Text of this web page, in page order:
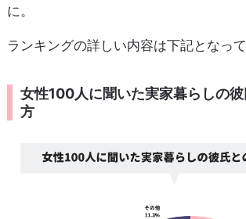
に。
ランキングの詳しい内容は下記となって
女性100人に聞いた実家暮らしの
方